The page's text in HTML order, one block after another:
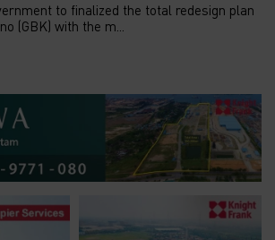
to finalized the total redesign plan
(GBK) with the m...